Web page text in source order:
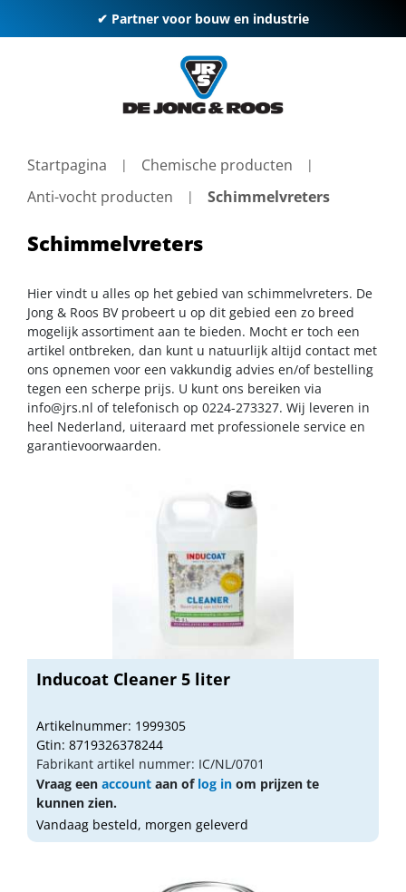
✔ Partner voor bouw en industrie
Startpagina
Chemische producten
Anti-vocht producten
Schimmelvreters
Schimmelvreters
Hier vindt u alles op het gebied van schimmelvreters. De
Jong & Roos BV probeert u op dit gebied een zo breed
mogelijk assortiment aan te bieden. Mocht er toch een
artikel ontbreken, dan kunt u natuurlijk altijd contact met
ons opnemen voor een vakkundig advies en/of bestelling
tegen een scherpe prijs. U kunt ons bereiken via
info@jrs.nl of telefonisch op 0224-273327. Wij leveren in
heel Nederland, uiteraard met professionele service en
garantievoorwaarden.
Inducoat Cleaner 5 liter
Artikelnummer: 1999305
Gtin: 8719326378244
Fabrikant artikel nummer: IC/NL/0701
Vraag een account aan of log in om prijzen te
kunnen zien.
Vandaag besteld, morgen geleverd